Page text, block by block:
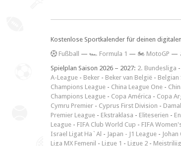
Kostenlose Sportkalender für deinen
Fußball — 🏎️ Formula 1 — 🏍 MotoGP —
Spielplan Saison 2026 – 2027: 2. Bundesliga -
A-League - Beker - Beker van België - Belgian
Champions League - China League One -
Champions League - Copa América - Copa
Cymru Premier - Cyprus First Division -
Premier League - Ekstraklasa - Eliteserien -
League - FIFA Club World Cup - FIFA
Israel Ligat Ha`Al - Japan - J1 League -
Liga MX Femenil - Ligue 1 - Ligue 2 -